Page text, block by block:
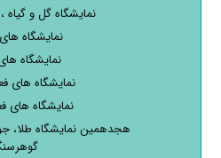
نمایشگاه گل و گیاه
نمایشگاه
نمایشگاه
نمایشگاه های
نمایشگاه های
هجدهمین نمایشگاه طلا،